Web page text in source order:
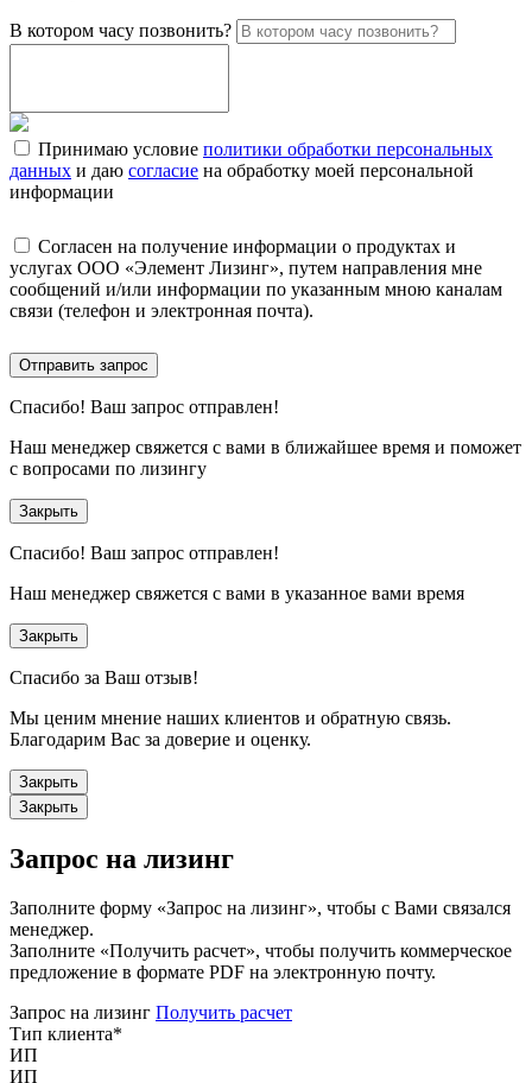
В котором часу позвонить?
Принимаю условие политики обработки персональных
данных и даю согласие на обработку моей персональной
информации
Согласен на получение информации о продуктах и
услугах ООО «Элемент Лизинг», путем направления мне
сообщений и/или информации по указанным мною каналам
связи (телефон и электронная почта).
Отправить запрос
Спасибо! Ваш запрос отправлен!
Наш менеджер свяжется с вами в ближайшее время и поможет
с вопросами по лизингу
Закрыть
Спасибо! Ваш запрос отправлен!
Наш менеджер свяжется с вами в указанное вами время
Закрыть
Спасибо за Ваш отзыв!
Мы ценим мнение наших клиентов и обратную связь.
Благодарим Вас за доверие и оценку.
Закрыть
Закрыть
Запрос на лизинг
Заполните форму «Запрос на лизинг», чтобы с Вами связался
менеджер.
Заполните «Получить расчет», чтобы получить коммерческое
предложение в формате PDF на электронную почту.
Запрос на лизинг Получить расчет
Тип клиента*
ИП
ИП